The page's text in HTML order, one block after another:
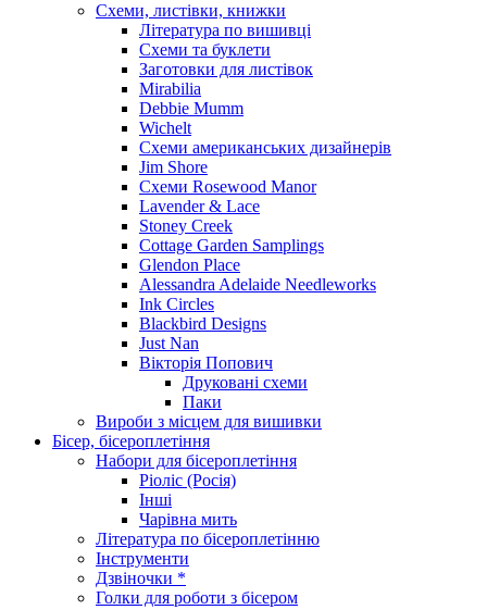
Схеми, листівки, книжки
Література по вишивці
Схеми та буклети
Заготовки для листівок
Mirabilia
Debbie Mumm
Wichelt
Схеми американських дизайнерів
Jim Shore
Cхеми Rosewood Manor
Lavender & Lace
Stoney Creek
Cottage Garden Samplings
Glendon Place
Alessandra Adelaide Needleworks
Ink Circles
Blackbird Designs
Just Nan
Вікторія Попович
Друковані схеми
Паки
Вироби з місцем для вишивки
Бісер, бісероплетіння
Набори для бісероплетіння
Ріоліс (Росія)
Інші
Чарівна мить
Література по бісероплетінню
Інструменти
Дзвіночки *
Голки для роботи з бісером